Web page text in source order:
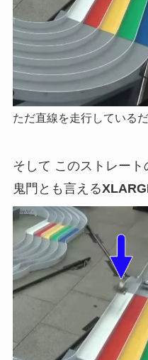
ただ直線を走行している
そして このストレー
鬼門とも言える